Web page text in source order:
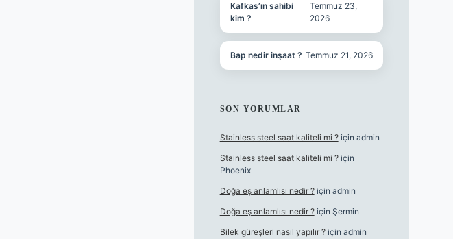
Kafkas’ın sahibi
kim ?
Temmuz 23,
2026
Bap nedir inşaat ? Temmuz 21, 2026
SON YORUMLAR
Stainless steel saat kaliteli mi ?için admin
Stainless steel saat kaliteli mi ?için
Phoenix
Doğa eş anlamlısı nedir ?için admin
Doğa eş anlamlısı nedir ?için Şermin
Bilek güreşleri nasıl yapılır ?için admin